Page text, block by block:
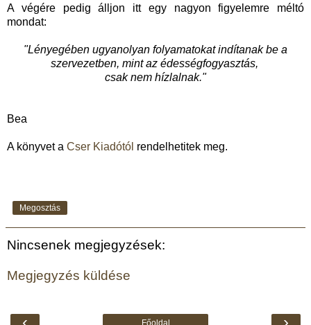
A végére pedig álljon itt egy nagyon figyelemre méltó
mondat:
"Lényegében ugyanolyan folyamatokat indítanak be a
szervezetben, mint az édességfogyasztás,
csak nem hízlalnak."
Bea
A könyvet a Cser Kiadótól rendelhetitek meg.
Megosztás
Nincsenek megjegyzések:
Megjegyzés küldése